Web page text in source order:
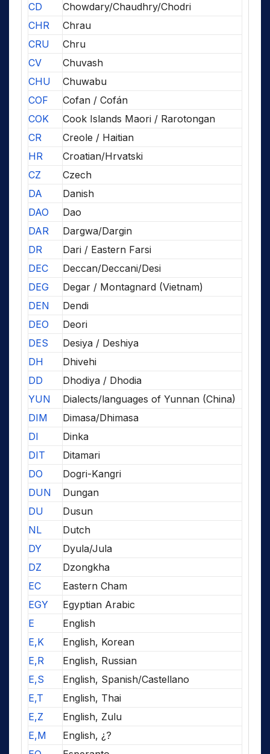
CD
Chowdary/Chaudhry/Chodri
CHR
Chrau
CRU
Chru
CV
Chuvash
CHU
Chuwabu
COF
Cofan / Cofán
COK
Cook Islands Maori / Rarotongan
CR
Creole / Haitian
HR
Croatian/Hrvatski
CZ
Czech
DA
Danish
DAO
Dao
DAR
Dargwa/Dargin
DR
Dari / Eastern Farsi
DEC
Deccan/Deccani/Desi
DEG
Degar / Montagnard (Vietnam)
DEN
Dendi
DEO
Deori
DES
Desiya / Deshiya
DH
Dhivehi
DD
Dhodiya / Dhodia
YUN
Dialects/languages of Yunnan (China)
DIM
Dimasa/Dhimasa
DI
Dinka
DIT
Ditamari
DO
Dogri-Kangri
DUN
Dungan
DU
Dusun
NL
Dutch
DY
Dyula/Jula
DZ
Dzongkha
EC
Eastern Cham
EGY
Egyptian Arabic
E
English
E,K
English, Korean
E,R
English, Russian
E,S
English, Spanish/Castellano
E,T
English, Thai
E,Z
English, Zulu
E,M
English, ¿?